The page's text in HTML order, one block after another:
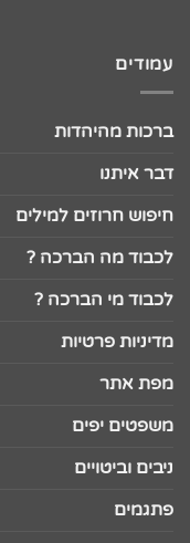
עמודים
ברכות מהיהדות
דבר איתנו
חיפוש חרוזים למילים
לכבוד מה הברכה ?
לכבוד מי הברכה ?
מדיניות פרטיות
מפת אתר
משפטים יפים
ניבים וביטויים
פתגמים